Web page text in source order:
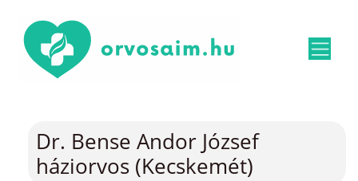
Dr. Bense Andor József
háziorvos (Kecskemét)